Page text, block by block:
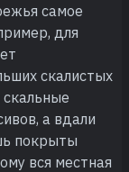
самое
для
скалистых
а вдали
покрыты
вся местная